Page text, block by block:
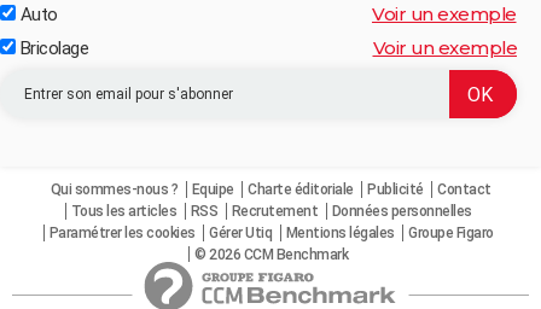
Auto Voir un exemple
Bricolage Voir un exemple
Qui sommes-nous ? Equipe Charte éditoriale Publicité
Contact
Tous les articles
RSS Recrutement
Données personnelles
Paramétrer les cookies
Gérer Utiq Mentions légales
Groupe Figaro
© 2026 CCM Benchmark